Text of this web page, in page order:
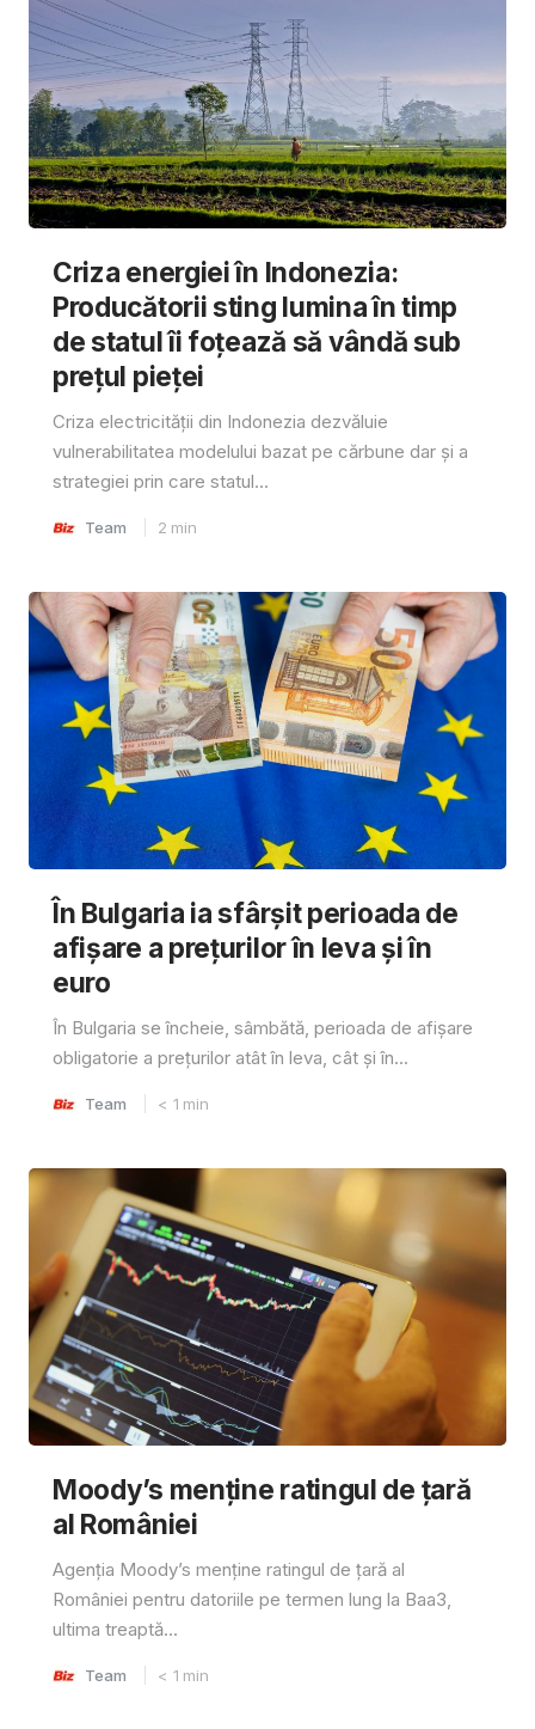
Criza energiei în Indonezia:
Producătorii sting lumina în timp
de statul îi foțează să vândă sub
prețul pieței
Criza electricității din Indonezia dezvăluie
vulnerabilitatea modelului bazat pe cărbune dar și a
strategiei prin care statul...
Team 2 min
În Bulgaria ia sfârşit perioada de
afișare a prețurilor în ​​leva și în
euro
În Bulgaria se încheie, sâmbătă, perioada de afișare
obligatorie a prețurilor atât în ​​leva, cât și în...
Team < 1 min
Moody’s menține ratingul de țară
al României
Agenția Moody’s menține ratingul de țară al
României pentru datoriile pe termen lung la Baa3,
ultima treaptă...
Team < 1 min